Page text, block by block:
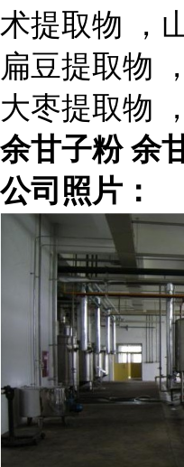
术提取物 ，
扁豆提取物
大枣提取物
余甘子粉 余
公司照片：